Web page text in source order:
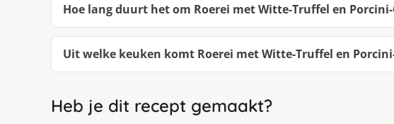
Hoe lang duurt het om Roerei met Witte-Truffel en
Uit welke keuken komt Roerei met Witte-Truffel en
Heb je dit recept gemaakt?